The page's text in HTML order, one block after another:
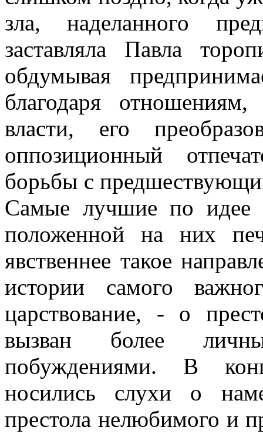
зла, наделанного
заставляла Павла
обдумывая
благодаря
власти, его
оппозиционный
борьбы с
Самые лучшие по идее
положенной на них
явственнее такое
истории самого
царствование, - о
вызван более
побуждениями. В
носились слухи о
престола нелюбимого и